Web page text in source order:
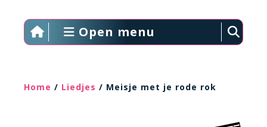
Open menu
Home / Liedjes / Meisje met je rode rok